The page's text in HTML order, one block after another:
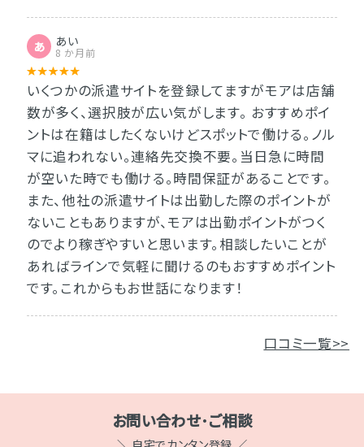
あ あい
8 か月前
いくつかの派遣サイトを登録してますがモアは店舗
数が多く、選択肢が広い気がします。 おすすめポイ
ントは在籍はしたくないけどスポットで働ける。ノル
マに追われない。連絡先交換不要。当日急に時間
が空いた時でも働ける。時間保証があることです。
また、他社の派遣サイトは出勤した際のポイントが
ないこともありますが、モアは出勤ポイントがつく
のでより稼ぎやすいと思います。相談したいことが
あればラインで気軽に聞けるのもおすすめポイント
です。これからもお世話になります！
口コミ一覧>>
お問い合わせ･ご相談